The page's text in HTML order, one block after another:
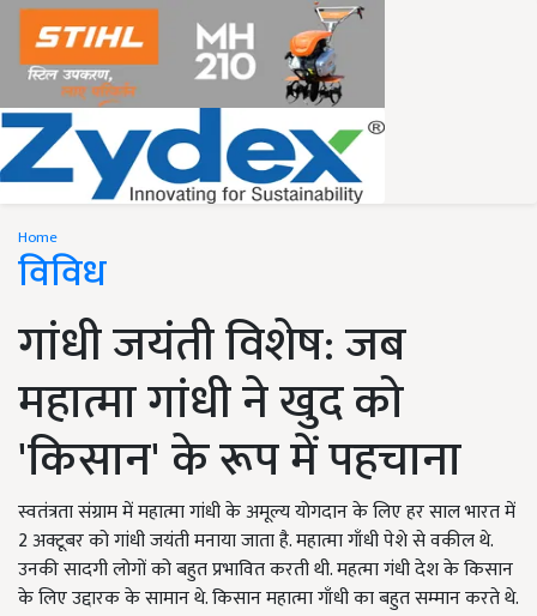
Home
विविध
गांधी जयंती विशेष: जब
महात्मा गांधी ने खुद को
'किसान' के रूप में पहचाना
स्वतंत्रता संग्राम में महात्मा गांधी के अमूल्य योगदान के लिए हर साल भारत में
2 अक्टूबर को गांधी जयंती मनाया जाता है. महात्मा गाँधी पेशे से वकील थे.
उनकी सादगी लोगों को बहुत प्रभावित करती थी. महत्मा गंधी देश के किसान
के लिए उद्दारक के सामान थे. किसान महात्मा गाँधी का बहुत सम्मान करते थे.